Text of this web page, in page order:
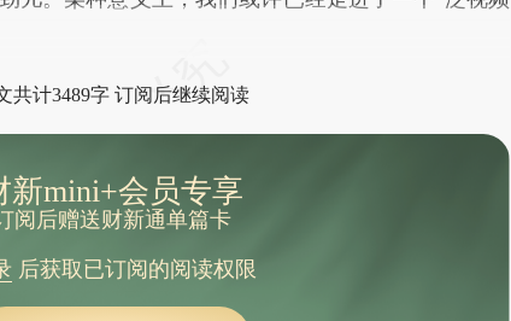
共计3489字 订阅后继续阅读
新mini+会员专享
阅后赠送财新通单篇卡
后获取已订阅的阅读权限